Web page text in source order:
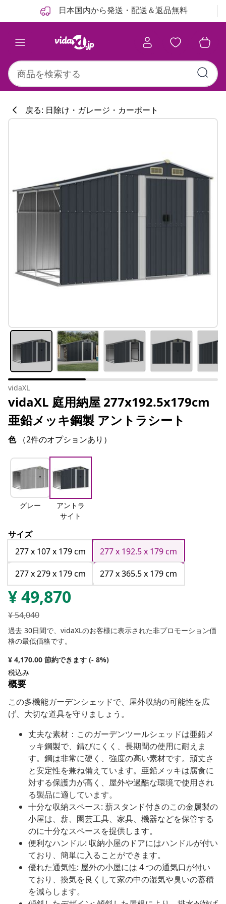
日本国内から発送・配送＆返品無料
戻る: 日除け・ガレージ・カーポート
vidaXL
vidaXL 庭用納屋 277x192.5x179cm
亜鉛メッキ鋼製 アントラシート
色 （2件のオプションあり）
グレー
アントラ
サイト
サイズ
277 x 107 x 179 cm
277 x 192.5 x 179 cm
277 x 279 x 179 cm
277 x 365.5 x 179 cm
¥49,870
¥54,040
過去 30日間で、vidaXLのお客様に表示された非プロモーション価
格の最低価格です。
¥ 4,170.00 節約できます (- 8%)
税込み
概要
この多機能ガーデンシェッドで、屋外収納の可能性を広
げ、大切な道具を守りましょう。
丈夫な素材：このガーデンツールシェッドは亜鉛メ
ッキ鋼製で、錆びにくく、長期間の使用に耐えま
す。鋼は非常に硬く、強度の高い素材です。頑丈さ
と安定性を兼ね備えています。亜鉛メッキは腐食に
対する保護力が高く、屋外や過酷な環境で使用され
る製品に適しています。
十分な収納スペース: 薪スタンド付きのこの金属製の
小屋は、薪、園芸工具、家具、機器などを保管する
のに十分なスペースを提供します。
便利なハンドル: 収納小屋のドアにはハンドルが付い
ており、簡単に入ることができます。
優れた通気性: 屋外の小屋には 4 つの通気口が付い
ており、換気を良くして家の中の湿気や臭いの蓄積
を減らします。